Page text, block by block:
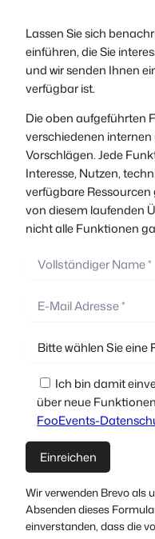
Lassen Sie sich
einführen, die Sie
und wir senden Ihnen
verfügbar ist.
Die oben aufgeführten
verschiedenen
Vorschlägen. Jede
Interesse, Nutzen,
verfügbare
von diesem laufenden
nicht alle Funktionen
Ich bin damit
über neue
FooEvents-
Wir verwenden Brevo als
Absenden dieses
einverstanden, dass die